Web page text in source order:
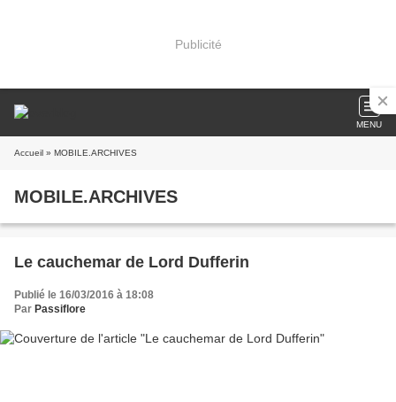
Publicité
MENU
Accueil » MOBILE.ARCHIVES
MOBILE.ARCHIVES
Le cauchemar de Lord Dufferin
Publié le 16/03/2016 à 18:08
Par Passiflore